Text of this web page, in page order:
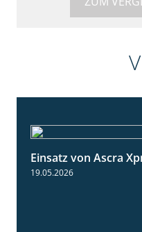
Einsatz von Ascra
19.05.2026